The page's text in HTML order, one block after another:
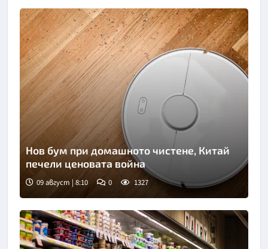
Снимка: Пиксабей
Нов бум при домашното чистене, Китай
печели ценовата война
09 август | 8:10 0 1327